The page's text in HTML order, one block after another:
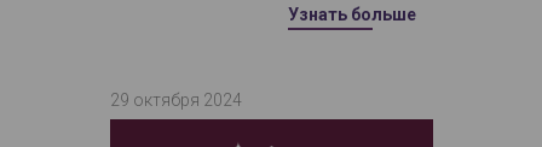
Узнать больше
29 октября 2024